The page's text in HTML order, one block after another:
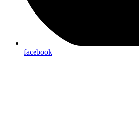
facebook